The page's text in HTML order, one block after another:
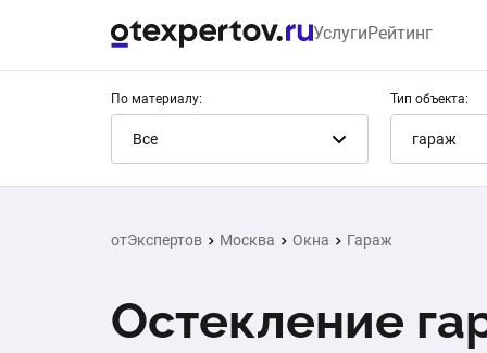
УслугиРейтинг
По материалу:
Все
Тип объекта:
гараж
отЭкспертов Москва Окна Гараж
Остекление